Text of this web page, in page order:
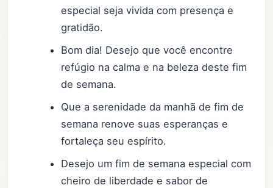
especial seja vivida com presença e
gratidão.
Bom dia! Desejo que você encontre
refúgio na calma e na beleza deste fim
de semana.
Que a serenidade da manhã de fim de
semana renove suas esperanças e
fortaleça seu espírito.
Desejo um fim de semana especial com
cheiro de liberdade e sabor de